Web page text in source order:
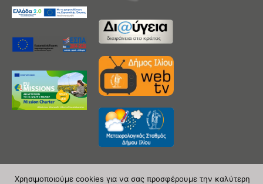
Χρησιμοποιούμε cookies για να σας προσφέρουμε την καλύτερη